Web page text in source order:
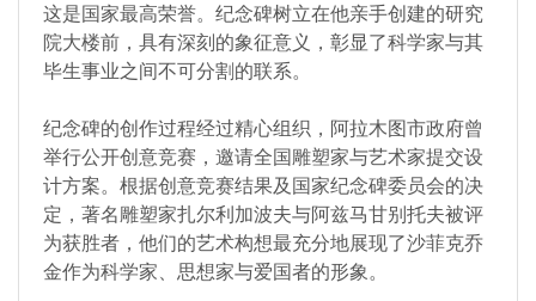
这是国家最高荣誉。纪念碑树立在他亲手创建的研究
院大楼前，具有深刻的象征意义，彰显了科学家与其
毕生事业之间不可分割的联系。
纪念碑的创作过程经过精心组织，阿拉木图市政府曾
举行公开创意竞赛，邀请全国雕塑家与艺术家提交设
计方案。根据创意竞赛结果及国家纪念碑委员会的决
定，著名雕塑家扎尔利加波夫与阿兹马甘别托夫被评
为获胜者，他们的艺术构想最充分地展现了沙菲克乔
金作为科学家、思想家与爱国者的形象。